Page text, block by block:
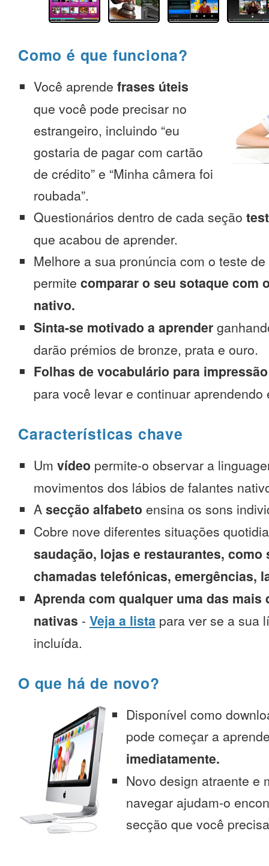
Como é que funciona?
Você aprende frases úteis
que você pode precisar no
estrangeiro, incluindo “eu
gostaria de pagar com cartão
de crédito” e “Minha câmera foi
roubada”.
Questionários dentro de cada seção
que acabou de aprender.
Melhore a sua pronúncia com o teste
permite comparar o seu sotaque com
nativo.
Sinta-se motivado a aprender
darão prémios de bronze, prata e ouro.
Folhas de vocabulário para impressão
para você levar e continuar aprendendo
Características chave
Um vídeo permite-o observar a
movimentos dos lábios de falantes
A secção alfabeto ensina os sons
Cobre nove diferentes situações
saudação, lojas e restaurantes, como
chamadas telefónicas, emergências,
Aprenda com qualquer uma das mais
nativas - Veja a lista para ver se a sua
incluída.
O que há de novo?
Disponível como
pode começar a
imediatamente.
Novo design atraente e
navegar ajudam-o
secção que você